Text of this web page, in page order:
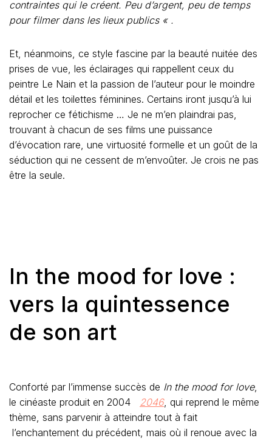
contraintes qui le créent. Peu d’argent, peu de temps
pour filmer dans les lieux publics « .
Et, néanmoins, ce style fascine par la beauté nuitée des
prises de vue, les éclairages qui rappellent ceux du
peintre Le Nain et la passion de l’auteur pour le moindre
détail et les toilettes féminines. Certains iront jusqu’à lui
reprocher ce fétichisme … Je ne m’en plaindrai pas,
trouvant à chacun de ses films une puissance
d’évocation rare, une virtuosité formelle et un goût de la
séduction qui ne cessent de m’envoûter. Je crois ne pas
être la seule.
In the mood for love :
vers la quintessence
de son art
Conforté par l’immense succès de In the mood for love,
le cinéaste produit en 2004 2046, qui reprend le même
thème, sans parvenir à atteindre tout à fait
l’enchantement du précédent, mais où il renoue avec la